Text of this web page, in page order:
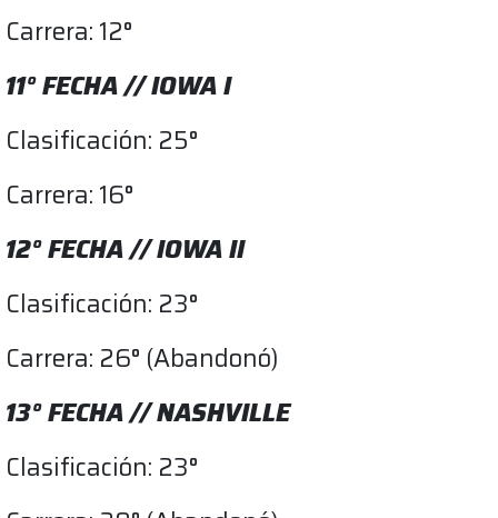
Carrera: 12°
11° FECHA // IOWA I
Clasificación: 25°
Carrera: 16°
12° FECHA // IOWA II
Clasificación: 23°
Carrera: 26° (Abandonó)
13° FECHA // NASHVILLE
Clasificación: 23°